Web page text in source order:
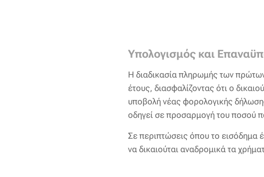
Υπολογισμός και
Η διαδικασία πληρωμής των
έτους, διασφαλίζοντας ότι ο
υποβολή νέας φορολογικής
οδηγεί σε προσαρμογή του ποσού
Σε περιπτώσεις όπου το εισόδημα
να δικαιούται αναδρομικά τα